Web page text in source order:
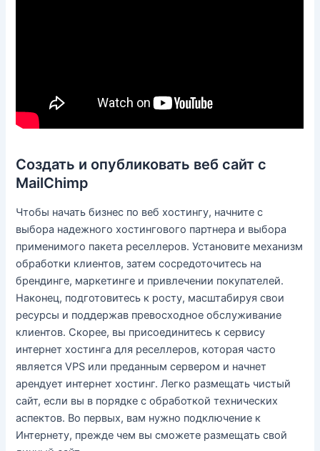
Создать и опубликовать веб сайт с
MailChimp
Чтобы начать бизнес по веб хостингу, начните с
выбора надежного хостингового партнера и выбора
применимого пакета реселлеров. Установите механизм
обработки клиентов, затем сосредоточитесь на
брендинге, маркетинге и привлечении покупателей.
Наконец, подготовитесь к росту, масштабируя свои
ресурсы и поддержав превосходное обслуживание
клиентов. Скорее, вы присоединитесь к сервису
интернет хостинга для реселлеров, которая часто
является VPS или преданным сервером и начнет
арендует интернет хостинг. Легко размещать чистый
сайт, если вы в порядке с обработкой технических
аспектов. Во первых, вам нужно подключение к
Интернету, прежде чем вы сможете размещать свой